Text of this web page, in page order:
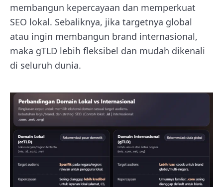
membangun kepercayaan dan memperkuat
SEO lokal. Sebaliknya, jika targetnya global
atau ingin membangun brand internasional,
maka gTLD lebih fleksibel dan mudah dikenali
di seluruh dunia.